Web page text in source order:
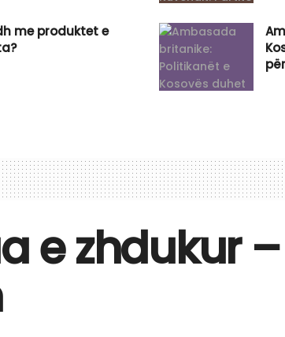
me produktet e
e zhdukur